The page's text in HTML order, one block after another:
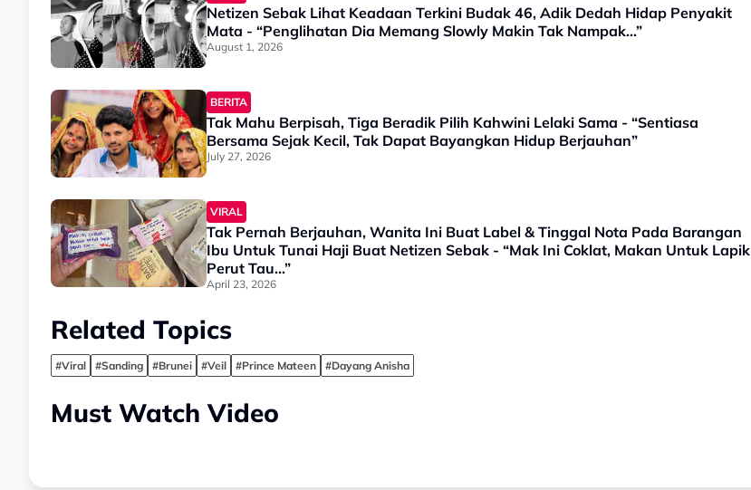
Netizen Sebak Lihat Keadaan Terkini Budak 46, Adik Dedah Hidap Penyakit
Mata - “Penglihatan Dia Memang Slowly Makin Tak Nampak…”
August 1, 2026
BERITA
Tak Mahu Berpisah, Tiga Beradik Pilih Kahwini Lelaki Sama - “Sentiasa
Bersama Sejak Kecil, Tak Dapat Bayangkan Hidup Berjauhan”
July 27, 2026
VIRAL
Tak Pernah Berjauhan, Wanita Ini Buat Label & Tinggal Nota Pada Barangan
Ibu Untuk Tunai Haji Buat Netizen Sebak - “Mak Ini Coklat, Makan Untuk Lapik
Perut Tau…”
April 23, 2026
Related Topics
#Viral #Sanding #Brunei #Veil #Prince Mateen #Dayang Anisha
Must Watch Video